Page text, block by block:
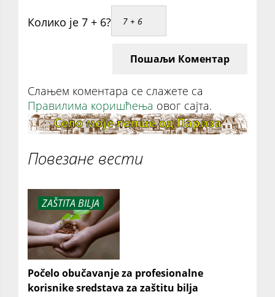
Колико је 7 + 6?
Пошаљи Коментар
Слањем коментара се слажете са
Правилима коришћења овог сајта.
Повезане вести
ZAŠTITA BILJA
Počelo obučavanje za profesionalne
korisnike sredstava za zaštitu bilja